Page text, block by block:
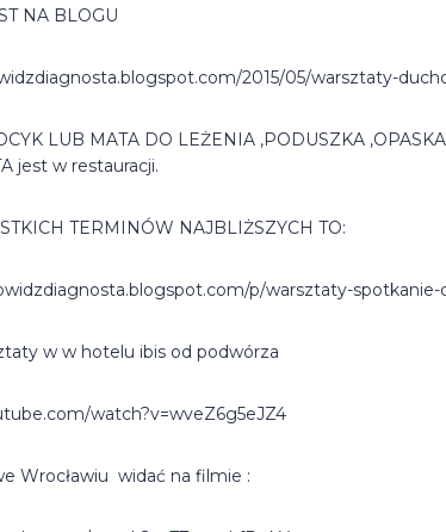
NA BLOGU
2015/05/warsztaty-
LUB MATA DO LEŻENIA ,PODUSZKA
jest w restauracji.
TERMINÓW NAJBLIŻSZYCH TO:
p/warsztaty-
w w hotelu ibis od podwórza
watch?v=wveZ6g5eJZ4
Wrocławiu widać na filmie :